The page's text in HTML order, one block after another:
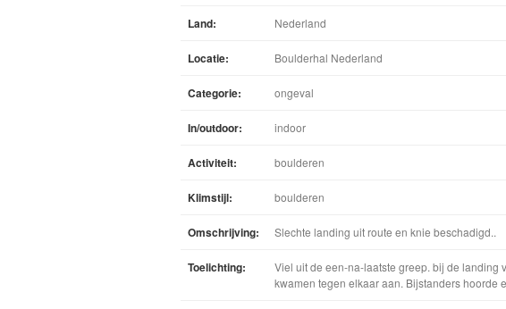
Land: Nederland
Locatie: Boulderhal Nederland
Categorie: ongeval
In/outdoor: indoor
Activiteit: boulderen
Klimstijl: boulderen
Omschrijving: Slechte landing uit route en knie beschadigd..
Toelichting:
Viel uit de een-na-laatste greep. bij de landing
kwamen tegen elkaar aan. Bijstanders hoorde